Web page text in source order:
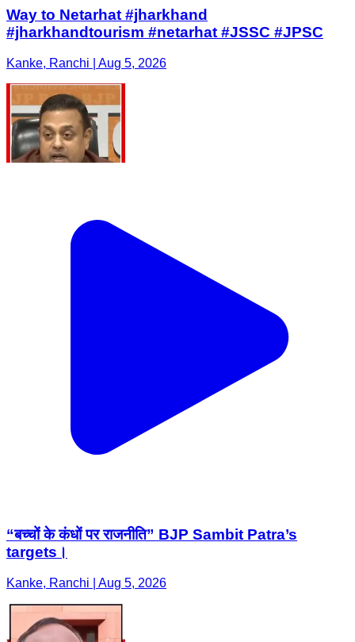
Way to Netarhat #jharkhand
#jharkhandtourism #netarhat #JSSC #JPSC
Kanke, Ranchi | Aug 5, 2026
“बच्चों के कंधों पर राजनीति” BJP Sambit Patra’s
targets।
Kanke, Ranchi | Aug 5, 2026